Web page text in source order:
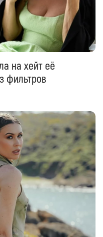
на хейт её
фильтров